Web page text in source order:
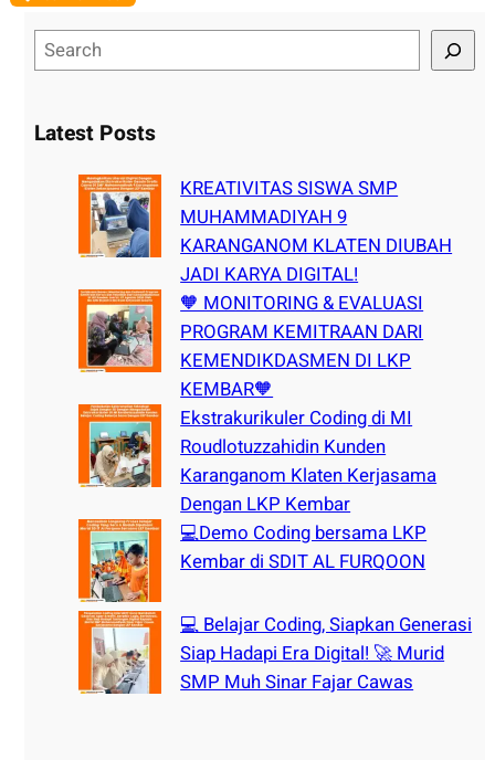
e
rLatest Posts
KREATIVITAS SISWA SMP
MUHAMMADIYAH 9
KARANGANOM KLATEN DIUBAH
JADI KARYA DIGITAL!
🧡 MONITORING & EVALUASI
PROGRAM KEMITRAAN DARI
KEMENDIKDASMEN DI LKP
KEMBAR🧡
Ekstrakurikuler Coding di MI
Roudlotuzzahidin Kunden
Karanganom Klaten Kerjasama
Dengan LKP Kembar
💻Demo Coding bersama LKP
Kembar di SDIT AL FURQOON
💻 Belajar Coding, Siapkan Generasi
Siap Hadapi Era Digital! 🚀 Murid
SMP Muh Sinar Fajar Cawas